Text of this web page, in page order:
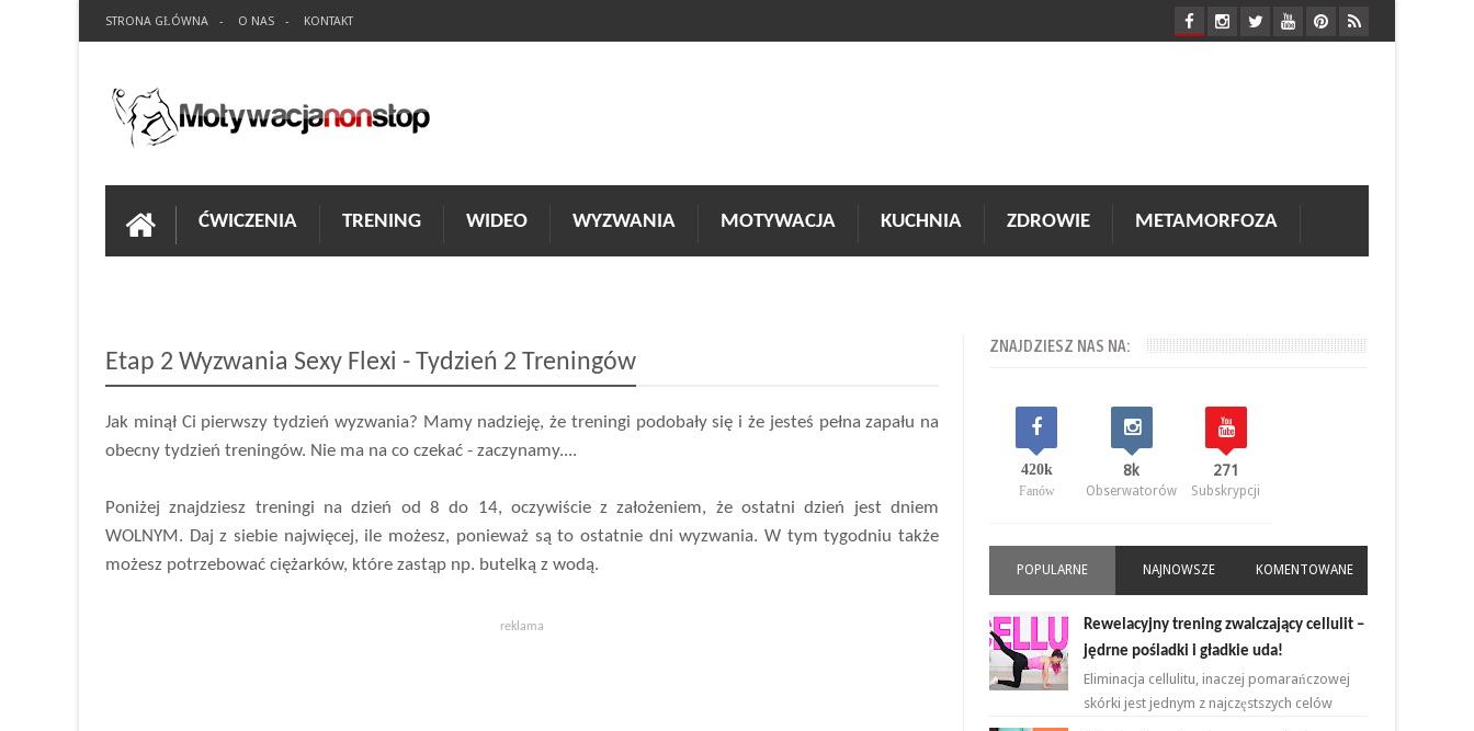
STRONA GŁÓWNA O NAS KONTAKT
ĆWICZENIA TRENING WIDEO WYZWANIA MOTYWACJA KUCHNIA ZDROWIE METAMORFOZA
Etap 2 Wyzwania Sexy Flexi - Tydzień 2 Treningów
Jak minął Ci pierwszy tydzień wyzwania? Mamy nadzieję, że treningi podobały się i że jesteś pełna zapału na
obecny tydzień treningów. Nie ma na co czekać - zaczynamy....
Poniżej znajdziesz treningi na dzień od 8 do 14, oczywiście z założeniem, że ostatni dzień jest dniem
WOLNYM. Daj z siebie najwięcej, ile możesz, ponieważ są to ostatnie dni wyzwania. W tym tygodniu także
możesz potrzebować ciężarków, które zastąp np. butelką z wodą.
reklama
ZNAJDZIESZ NAS NA:
420k
Fanów
8k
Obserwatorów
271
Subskrypcji
POPULARNE NAJNOWSZE KOMENTOWANE
Rewelacyjny trening zwalczający cellulit –
jędrne pośladki i gładkie uda!
Eliminacja cellulitu, inaczej pomarańczowej
skórki jest jednym z najczęstszych celów